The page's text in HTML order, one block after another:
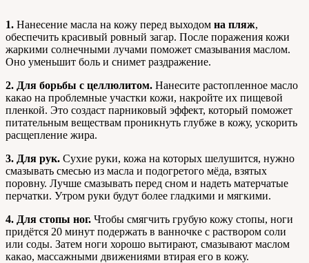
1. Нанесение масла на кожу перед выходом на пляж,
обеспечить красивый ровный загар. После поражения кожи
жаркими солнечными лучами поможет смазывания маслом.
Оно уменьшит боль и снимет раздражение.
2. Для борьбы с целлюлитом. Нанесите растопленное масло
какао на проблемные участки кожи, накройте их пищевой
пленкой. Это создаст парниковый эффект, который поможет
питательным веществам проникнуть глубже в кожу, ускорить
расщепление жира.
3. Для рук. Сухие руки, кожа на которых шелушится, нужно
смазывать смесью из масла и подогретого мёда, взятых
поровну. Лучше смазывать перед сном и надеть матерчатые
перчатки. Утром руки будут более гладкими и мягкими.
4. Для стопы ног. Чтобы смягчить грубую кожу стопы, ноги
придётся 20 минут подержать в ванночке с раствором соли
или соды. Затем ноги хорошо вытирают, смазывают маслом
какао, массажными движениями втирая его в кожу.